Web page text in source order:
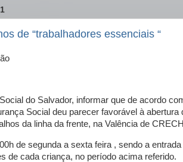
de “trabalhadores essenciais “
do Salvador, informar que de acordo
Social deu parecer favorável à abertura
da linha da frente, na Valência de
de segunda a sexta feira , sendo a
de cada criança, no período acima referido.